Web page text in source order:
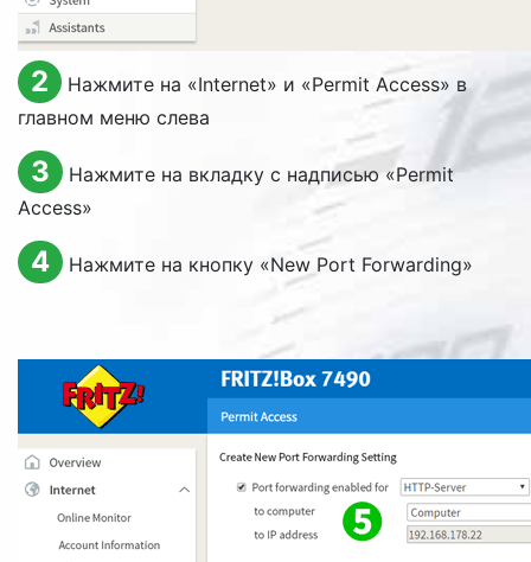
2 Нажмите на «Internet» и «Permit Access» в
главном меню слева
3 Нажмите на вкладку с надписью «Permit
Access»
4 Нажмите на кнопку «New Port Forwarding»